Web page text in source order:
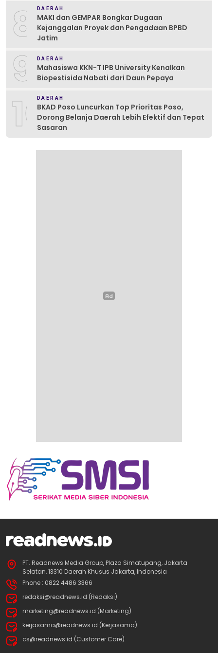
8 DAERAH
MAKI dan GEMPAR Bongkar Dugaan
Kejanggalan Proyek dan Pengadaan BPBD
Jatim
9 DAERAH
Mahasiswa KKN-T IPB University Kenalkan
Biopestisida Nabati dari Daun Pepaya
10DAERAH
BKAD Poso Luncurkan Top Prioritas Poso,
Dorong Belanja Daerah Lebih Efektif dan Tepat
Sasaran
PT. Readnews Media Group, Plaza Simatupang, Jakarta
Selatan, 13310 Daerah Khusus Jakarta, Indonesia
Phone : 0822 4486 3366
redaksi@readnews.id (Redaksi)
marketing@readnews.id (Marketing)
kerjasama@readnews.id (Kerjasama)
cs@readnews.id (Customer Care)